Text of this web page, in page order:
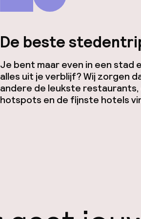
De beste
Je bent maar even in een stad
alles uit je verblijf? Wij zorgen
andere de leukste
hotspots en de fijnste hotels